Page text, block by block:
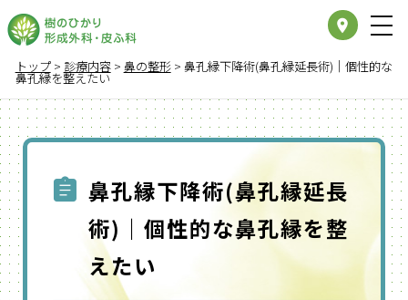
place
トップ> 診療内容> 鼻の整形> 鼻孔縁下降術(鼻孔縁延長術)｜個性的な
鼻孔縁を整えたい
鼻孔縁下降術(鼻孔縁延長
術)｜個性的な鼻孔縁を整
えたい